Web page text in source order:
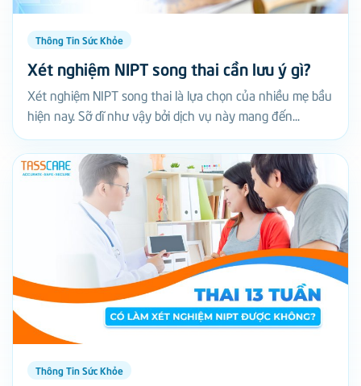
Thông Tin Sức Khỏe
Xét nghiệm NIPT song thai cần lưu ý gì?
Xét nghiệm NIPT song thai là lựa chọn của nhiều mẹ bầu
hiện nay. Sỡ dĩ như vậy bởi dịch vụ này mang đến...
Thông Tin Sức Khỏe